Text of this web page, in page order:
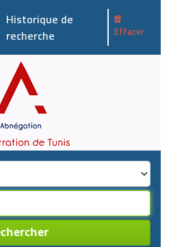
Historique de
recherche
Effacer